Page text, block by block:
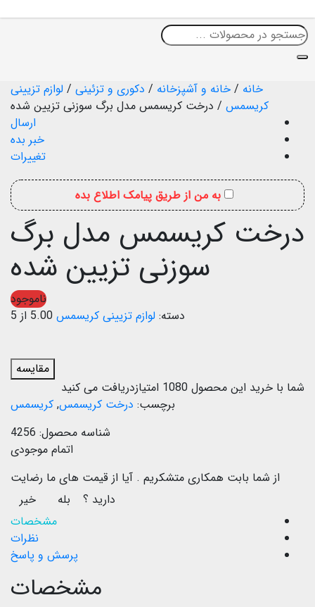
خانه / خانه و آشپزخانه / دکوری و تزئینی / لوازم تزیینی
کریسمس / درخت کریسمس مدل برگ سوزنی تزیین شده
ارسال
خبر بده
تغییرات
به من از طریق پیامک اطلاع بده
درخت کریسمس مدل برگ
سوزنی تزیین شده
ناموجود
دسته: لوازم تزیینی کریسمس 5.00 از 5
مقایسه
شما با خرید این محصول 1080 امتیازدریافت می کنید
برچسب: درخت کریسمس, کریسمس
شناسه محصول: 4256
اتمام موجودی
از شما بابت همکاری متشکریم . آیا از قیمت های ما رضایت
دارید ؟
بله
خیر
مشخصات
نظرات
پرسش و پاسخ
مشخصات